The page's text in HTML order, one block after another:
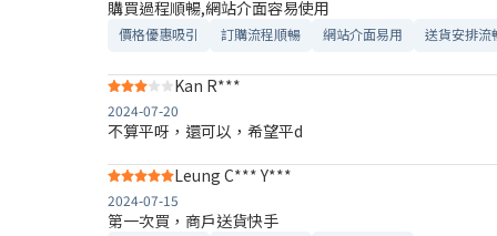
購買過程順暢,網站介面容易使用
價格優惠吸引 訂購流程順暢 網站介面易用 送貨安排流
Kan R***
2024-07-20
不算平呀，還可以，希望平d
Leung C*** Y***
2024-07-15
第一次買，商戶送貨快手